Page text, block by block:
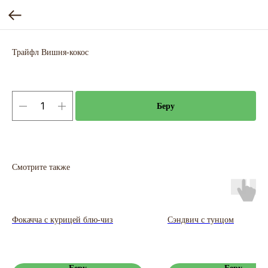
Трайфл Вишня-кокос
Беру
Смотрите также
Фокачча с курицей блю-чиз Сэндвич с тунцом